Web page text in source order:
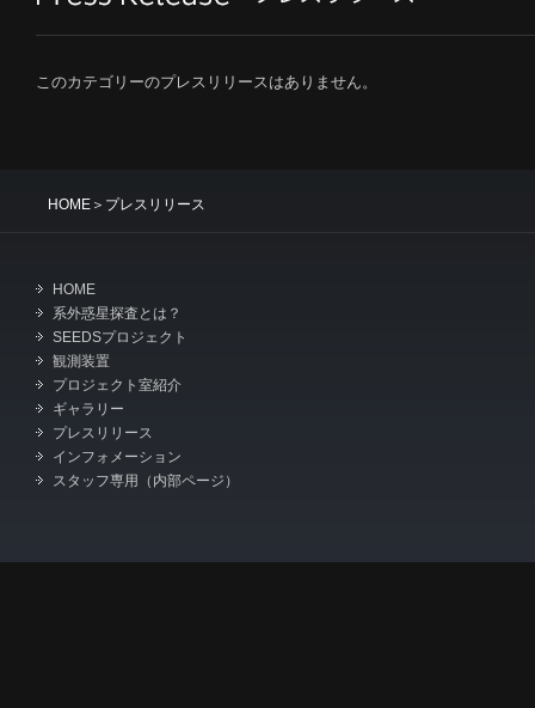
このカテゴリーのプレスリリースはありません。
HOME ＞プレスリリース
HOME
系外惑星探査とは？
SEEDSプロジェクト
観測装置
プロジェクト室紹介
ギャラリー
プレスリリース
インフォメーション
スタッフ専用（内部ページ）